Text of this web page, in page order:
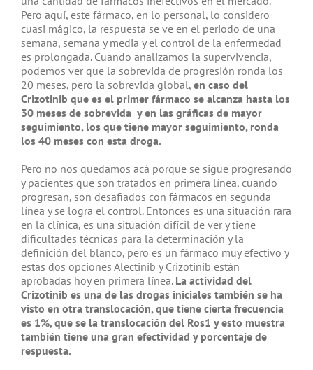
Pero aquí, este fármaco, en lo personal, lo considero
cuasi mágico, la respuesta se ve en el periodo de una
semana, semana y media y el control de la enfermedad
es prolongada. Cuando analizamos la supervivencia,
podemos ver que la sobrevida de progresión ronda los
20 meses, pero la sobrevida global, en caso del
Crizotinib que es el primer fármaco se alcanza hasta los
30 meses de sobrevida y en las gráficas de mayor
seguimiento, los que tiene mayor seguimiento, ronda
los 40 meses con esta droga.
Pero no nos quedamos acá porque se sigue progresando
y pacientes que son tratados en primera línea, cuando
progresan, son desafiados con fármacos en segunda
línea y se logra el control. Entonces es una situación rara
en la clínica, es una situación difícil de ver y tiene
dificultades técnicas para la determinación y la
definición del blanco, pero es un fármaco muy efectivo y
estas dos opciones Alectinib y Crizotinib están
aprobadas hoy en primera línea. La actividad del
Crizotinib es una de las drogas iniciales también se ha
visto en otra translocación, que tiene cierta frecuencia
es 1%, que se la translocación del Ros1 y esto muestra
también tiene una gran efectividad y porcentaje de
respuesta.